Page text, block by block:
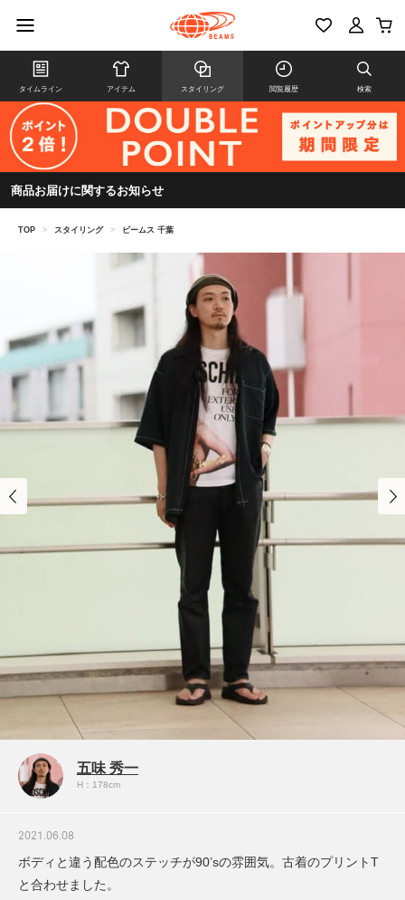
タイムライン アイテム スタイリング 閲覧履歴 検索
商品お届けに関するお知らせ
TOP > スタイリング > ビームス 千葉
五味 秀一
H：178cm
2021.06.08
ボディと違う配色のステッチが90’sの雰囲気。古着のプリントT
と合わせました。